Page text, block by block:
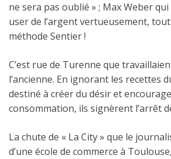
ne sera pas oublié » ; Max Weber
user de l’argent vertueusement, tout
méthode Sentier !
C’est rue de Turenne que
l’ancienne. En ignorant les recettes
destiné à créer du désir et
consommation, ils signèrent l’arrêt
La chute de « La City » que le
d’une école de commerce à